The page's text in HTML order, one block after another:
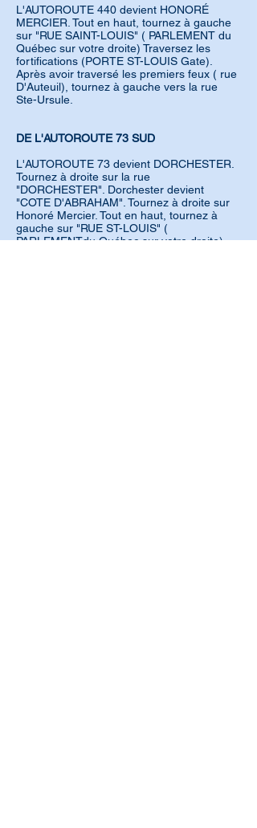
L'AUTOROUTE 440 devient HONORÉ
MERCIER. Tout en haut, tournez à gauche
sur "RUE SAINT-LOUIS" ( PARLEMENT du
Québec sur votre droite) Traversez les
fortifications (PORTE ST-LOUIS Gate).
Après avoir traversé les premiers feux ( rue
D'Auteuil), tournez à gauche vers la rue
Ste-Ursule.
DE L'AUTOROUTE 73 SUD
L'AUTOROUTE 73 devient DORCHESTER.
Tournez à droite sur la rue
"DORCHESTER". Dorchester devient
"COTE D'ABRAHAM". Tournez à droite sur
Honoré Mercier. Tout en haut, tournez à
gauche sur "RUE ST-LOUIS" (
PARLEMENTdu Québec sur votre droite)